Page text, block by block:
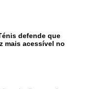
defende que
mais acessível no